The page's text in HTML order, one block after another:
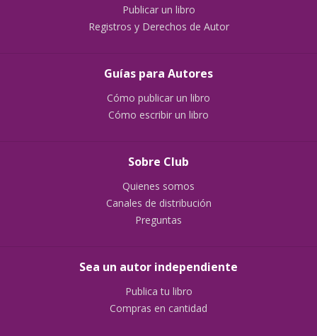
Publicar un libro
Registros y Derechos de Autor
Guías para Autores
Cómo publicar un libro
Cómo escribir un libro
Sobre Club
Quienes somos
Canales de distribución
Preguntas
Sea un autor independiente
Publica tu libro
Compras en cantidad